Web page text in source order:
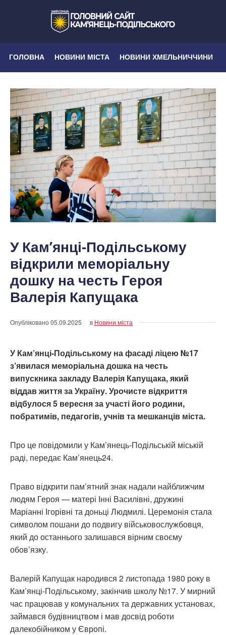
ГОЛОВНА НОВИНИ МІСТА НОВИНИ ХМЕЛЬНИЧЧИНИ
У Кам’янці-Подільському
відкрили меморіальну
дошку на честь Героя
Валерія Капущака
Опубліковано05.09.2025 в Новини міста
У Кам’янці-Подільському на фасаді ліцею №17
з’явилася меморіальна дошка на честь
випускника закладу Валерія Капущака, який
віддав життя за Україну. Урочисте відкриття
відбулося 5 вересня за участі його родини,
побратимів, педагогів, учнів та мешканців міста.
Про це повідомили у Кам’янець-Подільській міській
раді, передає Кам’янець24.
Право відкрити пам’ятний знак надали найближчим
людям Героя — матері Інні Василівні, дружині
Маріанні Ігорівні та доньці Людмилі. Церемонія стала
символом пошани до подвигу військовослужбовця,
який до останнього залишався вірним своєму
обов’язку.
Валерій Капущак народився 2 листопада 1980 року в
Кам’янці-Подільському, закінчив школу №17. У мирний
час працював у комунальних та державних установах,
займався будівництвом і мав досвід роботи
далекобійником у Європі.